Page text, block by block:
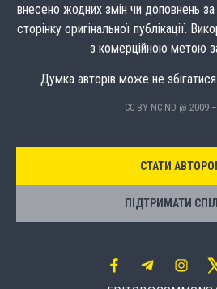
внесено жодних змін чи доповнень
сторінку оригінальної публікації.
з комерційною метою
Думка авторів може не
CC BY-NC-ND @ 2009
СТАТИ
ПІДТРИМАТИ